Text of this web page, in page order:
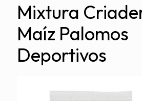
Mixtura
Maíz Palomos
Deportivos